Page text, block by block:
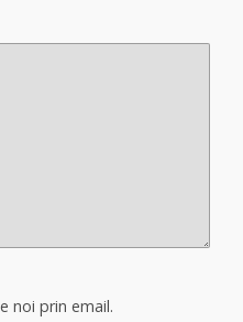
noi prin email.